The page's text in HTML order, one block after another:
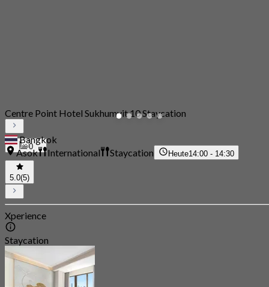
0
Centre Point Hotel Sukhumvit 10 Staycation
Bangkok
Asok
International Staycation Heute14:00 - 14:30
5.0(5)
Xperience
Staycation